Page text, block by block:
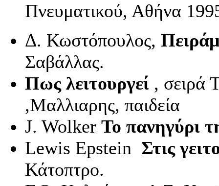
Πνευματικού, Αθήνα
Δ. Κωστόπουλος,
Σαβάλλας.
Πως λειτουργεί , σειρά
,Μαλλιαρης, παιδεία
J. Wolker Το πανηγύρι
Lewis Epstein Στις
Κάτοπτρο.